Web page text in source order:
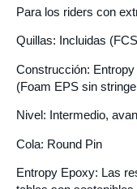
Para los riders con
Quillas: Incluidas
Construcción:
(Foam EPS sin
Nivel: Intermedio,
Cola: Round Pin
Entropy Epoxy: Las